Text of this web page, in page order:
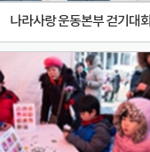
나라사랑 운동본부 걷기대회